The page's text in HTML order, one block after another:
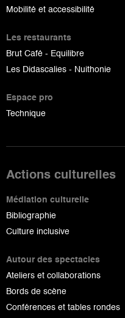
Mobilité et accessibilité
Les restaurants
Brut Café - Equilibre
Les Didascalies - Nuithonie
Espace pro
Technique
Actions culturelles
Médiation culturelle
Bibliographie
Culture inclusive
Autour des spectacles
Ateliers et collaborations
Bords de scène
Conférences et tables rondes